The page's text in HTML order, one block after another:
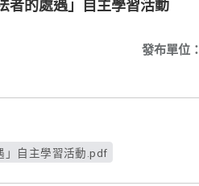
者的處遇」自主學習活動
發布單位：
」自主學習活動.pdf